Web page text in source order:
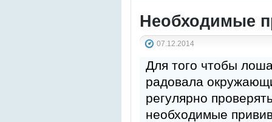
Необходимые
07.12.2014
Для того чтобы
радовала
регулярно
необходимые